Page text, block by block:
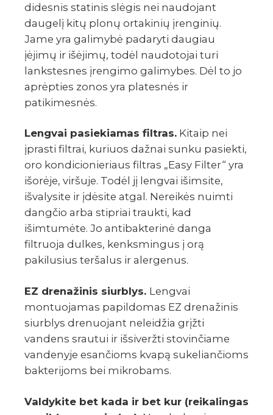
didesnis statinis slėgis nei naudojant
daugelį kitų plonų ortakinių įrenginių.
Jame yra galimybė padaryti daugiau
įėjimų ir išėjimų, todėl naudotojai turi
lankstesnes įrengimo galimybes. Dėl to jo
aprėpties zonos yra platesnės ir
patikimesnės.
Lengvai pasiekiamas filtras. Kitaip nei
įprasti filtrai, kuriuos dažnai sunku pasiekti,
oro kondicionieriaus filtras „Easy Filter“ yra
išorėje, viršuje. Todėl jį lengvai išimsite,
išvalysite ir įdėsite atgal. Nereikės nuimti
dangčio arba stipriai traukti, kad
išimtumėte. Jo antibakterinė danga
filtruoja dulkes, kenksmingus į orą
pakilusius teršalus ir alergenus.
EZ drenažinis siurblys. Lengvai
montuojamas papildomas EZ drenažinis
siurblys drenuojant neleidžia grįžti
vandens srautui ir išsiveržti stovinčiame
vandenyje esančioms kvapą sukeliančioms
bakterijoms bei mikrobams.
Valdykite bet kada ir bet kur (reikalingas